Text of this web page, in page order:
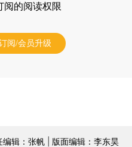
阅的阅读权限
阅/会员升级
编辑：张帆 | 版面编辑：李东昊